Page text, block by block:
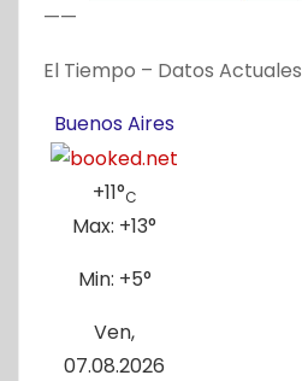
——
El Tiempo – Datos Actuales
Buenos Aires
+11°C
Max: +13°
Min: +5°
Ven,
07.08.2026